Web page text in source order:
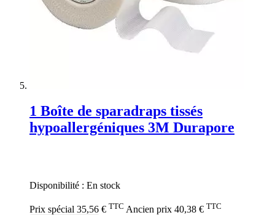
1 Boîte de sparadraps tissés
hypoallergéniques 3M Durapore
Disponibilité : En stock
Prix spécial 35,56 € TTC Ancien prix 40,38 € TTC